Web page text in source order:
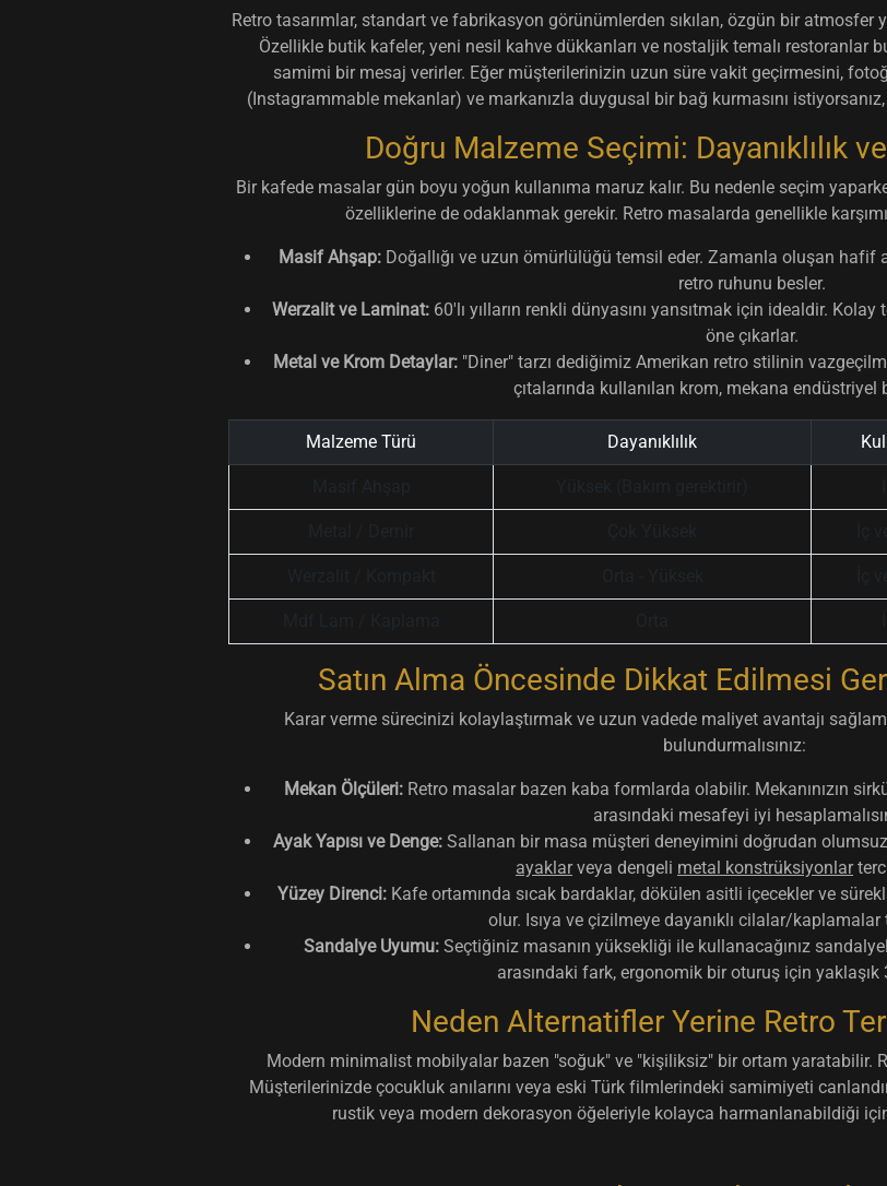
Retro tasarımlar, standart ve fabrikasyon görünümlerden sıkılan, özgün bir
Özellikle butik kafeler, yeni nesil kahve dükkanları ve nostaljik temalı restoranlar
samimi bir mesaj verirler. Eğer müşterilerinizin uzun süre vakit geçirmesini,
(Instagrammable mekanlar) ve markanızla duygusal bir bağ kurmasını
Doğru Malzeme Seçimi: Dayanıklılık
Bir kafede masalar gün boyu yoğun kullanıma maruz kalır. Bu nedenle seçim
özelliklerine de odaklanmak gerekir. Retro masalarda genellikle
Masif Ahşap: Doğallığı ve uzun ömürlülüğü temsil eder. Zamanla oluşan hafif
retro ruhunu besler.
Werzalit ve Laminat: 60'lı yılların renkli dünyasını yansıtmak için idealdir.
öne çıkarlar.
Metal ve Krom Detaylar:"Diner" tarzı dediğimiz Amerikan retro stilinin
çıtalarında kullanılan krom, mekana endüstriyel
Malzeme Türü Dayanıklılık
Satın Alma Öncesinde Dikkat Edilmesi
Karar verme sürecinizi kolaylaştırmak ve uzun vadede maliyet avantajı
bulundurmalısınız:
Mekan Ölçüleri:Retro masalar bazen kaba formlarda olabilir. Mekanınızın
arasındaki mesafeyi iyi
Ayak Yapısı ve Denge: Sallanan bir masa müşteri deneyimini doğrudan
ayaklarveya dengeli metal konstrüksiyonlar
Yüzey Direnci: Kafe ortamında sıcak bardaklar, dökülen asitli içecekler ve
olur. Isıya ve çizilmeye dayanıklı cilalar/
Sandalye Uyumu: Seçtiğiniz masanın yüksekliği ile kullanacağınız
arasındaki fark, ergonomik bir oturuş için yaklaşık
Neden Alternatifler Yerine Retro
Modern minimalist mobilyalar bazen "soğuk" ve "kişiliksiz" bir ortam yaratabilir.
Müşterilerinizde çocukluk anılarını veya eski Türk filmlerindeki samimiyeti
rustik veya modern dekorasyon öğeleriyle kolayca harmanlanabildiği